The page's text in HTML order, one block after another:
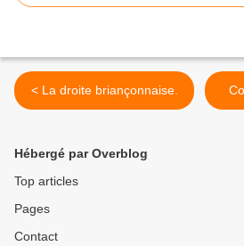
< La droite briançonnaise.
Hébergé par Overblog
Top articles
Pages
Contact